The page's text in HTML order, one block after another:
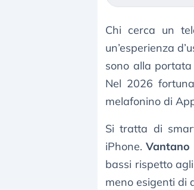
Chi cerca un
un’esperienza
sono alla
Nel 2026
melafonino di
Si tratta di
iPhone.Vantano
bassi rispetto
meno esigenti di